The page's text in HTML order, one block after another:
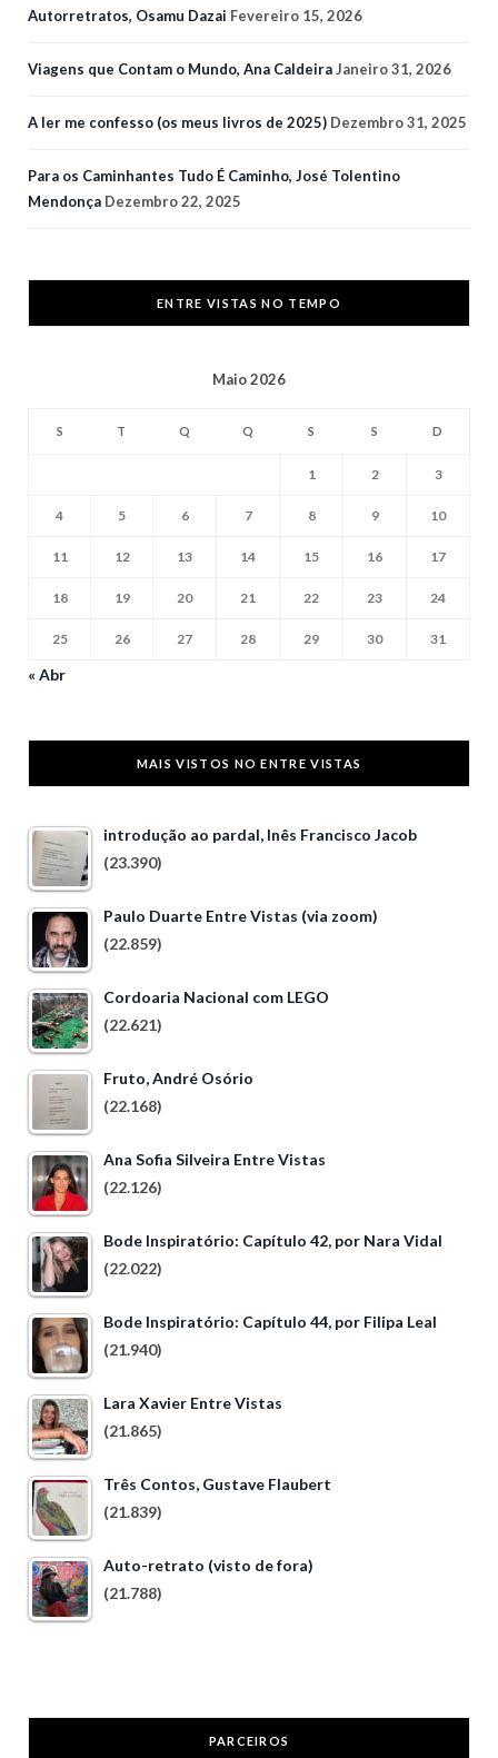
Autorretratos, Osamu Dazai Fevereiro 15, 2026
Viagens que Contam o Mundo, Ana CaldeiraJaneiro 31, 2026
A ler me confesso (os meus livros de 2025) Dezembro 31, 2025
Para os Caminhantes Tudo É Caminho, José Tolentino
Mendonça Dezembro 22, 2025
ENTRE VISTAS NO TEMPO
Maio 2026
S T Q Q S S D
1 2 3
4 5 6 7 8 9 10
11 12 13 14 15 16 17
18 19 20 21 22 23 24
25 26 27 28 29 30 31
« Abr
MAIS VISTOS NO ENTRE VISTAS
introdução ao pardal, Inês Francisco Jacob
(23.390)
Paulo Duarte Entre Vistas (via zoom)
(22.859)
Cordoaria Nacional com LEGO
(22.621)
Fruto, André Osório
(22.168)
Ana Sofia Silveira Entre Vistas
(22.126)
Bode Inspiratório: Capítulo 42, por Nara Vidal
(22.022)
Bode Inspiratório: Capítulo 44, por Filipa Leal
(21.940)
Lara Xavier Entre Vistas
(21.865)
Três Contos, Gustave Flaubert
(21.839)
Auto-retrato (visto de fora)
(21.788)
PARCEIROS